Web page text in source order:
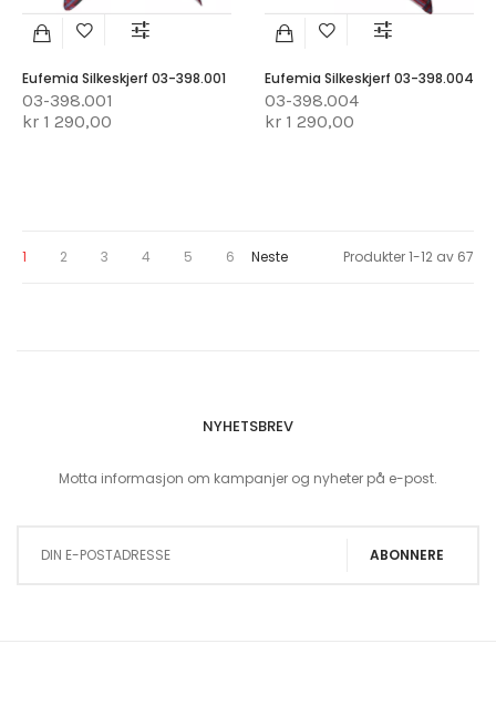
Eufemia Silkeskjerf 03-398.001
03-398.001
kr 1 290,00
Eufemia Silkeskjerf 03-398.004
03-398.004
kr 1 290,00
Produkter1-12 av 67
You're currently reading page
1 Page
2 Page
3 Page
4 Page
5 Page
6 Page
Neste
NYHETSBREV
Motta informasjon om kampanjer og nyheter på e-post.
ABONNERE